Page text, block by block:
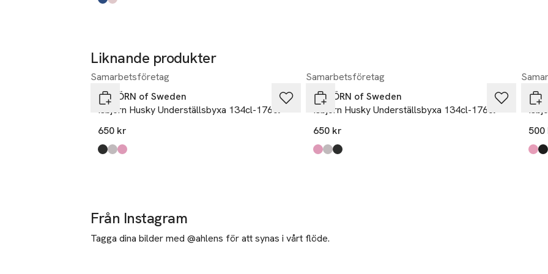
Produkten finns i färgerna:
navy/turquoise
pink/dark grey
Liknande produkter
Hoppa över bildspelet
Samarbetsföretag
ISBJÖRN of Sweden
Isbjörn Husky Underställsbyxa 134cl-176cl
650 kr
Produkten finns i färgerna:
black,
glaciergrey
frostpink
Samarbetsföretag
ISBJÖRN of Sweden
Isbjörn Husky Underställsbyxa 134cl-176cl
650 kr
Produkten finns i färgerna:
frostpink
glaciergrey
black,
500
black
Från Instagram
Tagga dina bilder med @ahlens för att synas i vårt flöde.